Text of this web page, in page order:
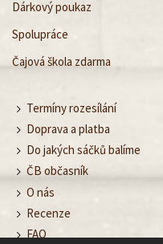
Dárkový poukaz
Spolupráce
Čajová škola zdarma
Termíny rozesílání
Doprava a platba
Do jakých sáčků balíme
ČB občasník
O nás
Recenze
FAQ